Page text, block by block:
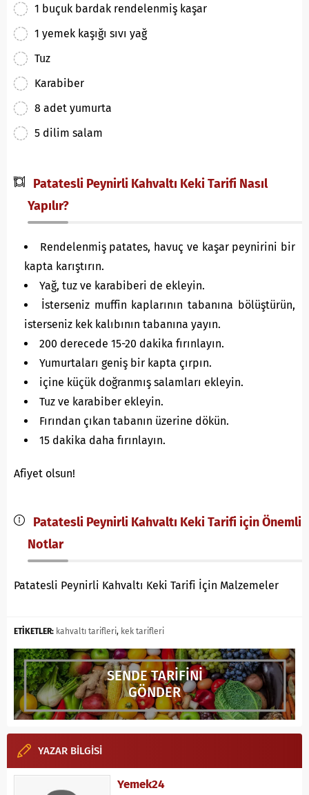
1 buçuk bardak rendelenmiş kaşar
1 yemek kaşığı sıvı yağ
Tuz
Karabiber
8 adet yumurta
5 dilim salam
Patatesli Peynirli Kahvaltı Keki Tarifi Nasıl
Yapılır?
Rendelenmiş patates, havuç ve kaşar peynirini bir
kapta karıştırın.
Yağ, tuz ve karabiberi de ekleyin.
İsterseniz muffin kaplarının tabanına bölüştürün,
isterseniz kek kalıbının tabanına yayın.
200 derecede 15-20 dakika fırınlayın.
Yumurtaları geniş bir kapta çırpın.
içine küçük doğranmış salamları ekleyin.
Tuz ve karabiber ekleyin.
Fırından çıkan tabanın üzerine dökün.
15 dakika daha fırınlayın.
Afiyet olsun!
Patatesli Peynirli Kahvaltı Keki Tarifi için Önemli
Notlar
Patatesli Peynirli Kahvaltı Keki Tarifi İçin Malzemeler
ETİKETLER: kahvaltı tarifleri, kek tarifleri
SENDE TARİFİNİ
GÖNDER
YAZAR BİLGİSİ
Yemek24